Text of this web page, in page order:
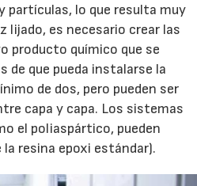
partículas, lo que resulta muy
lijado, es necesario crear las
producto químico que se
de que pueda instalarse la
de dos, pero pueden ser
capa y capa. Los sistemas
el poliaspártico, pueden
resina epoxi estándar).